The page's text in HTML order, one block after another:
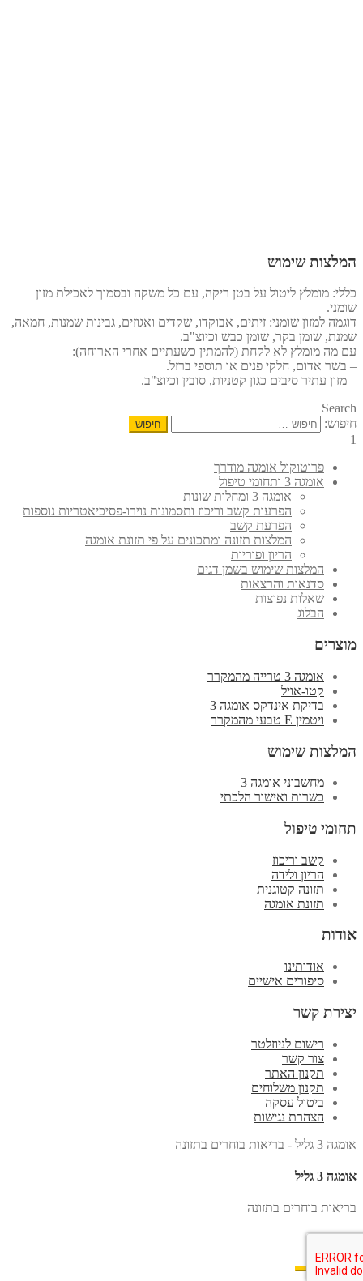
המלצות שימוש
כללי: מומלץ ליטול על בטן ריקה, עם כל משקה ובסמוך לאכילת מזון
שומני.
דוגמה למזון שומני: זיתים, אבוקדו, שקדים ואגוזים, גבינות שמנות, חמאה,
שמנת, שומן בקר, שומן כבש וכיוצ"ב.
עם מה מומלץ לא לקחת (להמתין כשעתיים אחרי הארוחה):
– בשר אדום, חלקי פנים או תוספי ברזל.
– מזון עתיר סיבים כגון קטניות, סובין וכיוצ"ב.
Search
חיפוש:
1
פרוטוקול אומגה מודרך
אומגה 3 ותחומי טיפול
אומגה 3 ומחלות שונות
הפרעות קשב וריכוז ותסמונות נוירו-פסיכיאטריות נוספות
הפרעת קשב
המלצות תזונה ומתכונים על פי תזונת אומגה
הריון ופוריות
המלצות שימוש בשמן דגים
סדנאות והרצאות
שאלות נפוצות
הבלוג
מוצרים
אומגה 3 טרייה מהמקרר
קטו-אויל
בדיקת אינדקס אומגה 3
ויטמין E טבעי מהמקרר
המלצות שימוש
מחשבוני אומגה 3
כשרות ואישור הלכתי
תחומי טיפול
קשב וריכוז
הריון ולידה
תזונה קטוגנית
תזונת אומגה
אודות
אודותינו
סיפורים אישיים
יצירת קשר
רישום לניוזלטר
צור קשר
תקנון האתר
תקנון משלוחים
ביטול עסקה
הצהרת נגישות
אומגה 3 גליל - בריאות בוחרים בתזונה
אומגה 3 גליל
בריאות בוחרים בתזונה
X